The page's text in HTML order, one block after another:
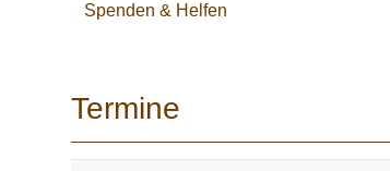
Spenden & Helfen
Termine